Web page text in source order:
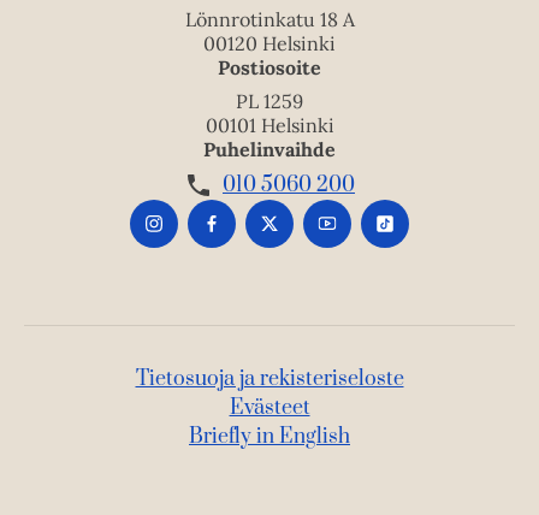
Lönnrotinkatu 18 A
00120 Helsinki
Postiosoite
PL 1259
00101 Helsinki
Puhelinvaihde
010 5060 200
Tietosuoja ja rekisteriseloste
Evästeet
Briefly in English